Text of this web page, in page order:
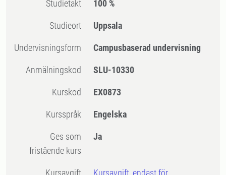
Studietakt 100 %
Studieort Uppsala
Undervisningsform Campusbaserad undervisning
Anmälningskod SLU-10330
Kurskod EX0873
Kursspråk Engelska
Ges som
fristående kurs
Ja
Kursavgift
Kursavgift, endast för